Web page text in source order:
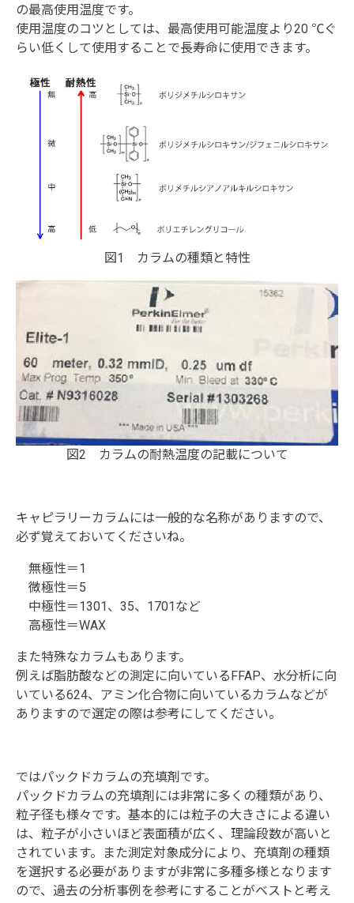
の最高使用温度です。
使用温度のコツとしては、最高使用可能温度より20 ℃ぐ
らい低くして使用することで長寿命に使用できます。
図1 カラムの種類と特性
図2 カラムの耐熱温度の記載について
キャピラリーカラムには一般的な名称がありますので、
必ず覚えておいてくださいね。
無極性＝1
微極性＝5
中極性＝1301、35、1701など
高極性＝WAX
また特殊なカラムもあります。
例えば脂肪酸などの測定に向いているFFAP、水分析に向
いている624、アミン化合物に向いているカラムなどが
ありますので選定の際は参考にしてください。
ではパックドカラムの充填剤です。
パックドカラムの充填剤には非常に多くの種類があり、
粒子径も様々です。基本的には粒子の大きさによる違い
は、粒子が小さいほど表面積が広く、理論段数が高いと
されています。また測定対象成分により、充填剤の種類
を選択する必要がありますが非常に多種多様となります
ので、過去の分析事例を参考にすることがベストと考え